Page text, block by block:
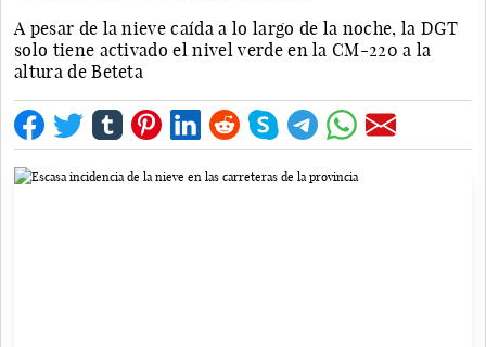
A pesar de la nieve caída a lo largo de la noche, la DGT
solo tiene activado el nivel verde en la CM-220 a la
altura de Beteta